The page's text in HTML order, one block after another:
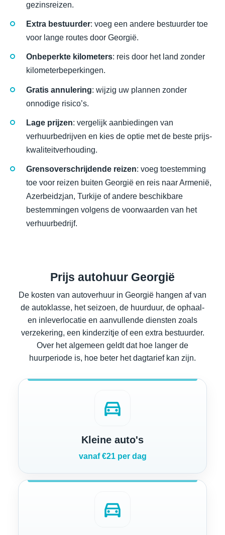
gezinsreizen.
Extra bestuurder: voeg een andere bestuurder toe
voor lange routes door Georgië.
Onbeperkte kilometers: reis door het land zonder
kilometerbeperkingen.
Gratis annulering: wijzig uw plannen zonder
onnodige risico’s.
Lage prijzen: vergelijk aanbiedingen van
verhuurbedrijven en kies de optie met de beste prijs-
kwaliteitverhouding.
Grensoverschrijdende reizen: voeg toestemming
toe voor reizen buiten Georgië en reis naar Armenië,
Azerbeidzjan, Turkije of andere beschikbare
bestemmingen volgens de voorwaarden van het
verhuurbedrijf.
Prijs autohuur Georgië
De kosten van autoverhuur in Georgië hangen af van
de autoklasse, het seizoen, de huurduur, de ophaal-
en inleverlocatie en aanvullende diensten zoals
verzekering, een kinderzitje of een extra bestuurder.
Over het algemeen geldt dat hoe langer de
huurperiode is, hoe beter het dagtarief kan zijn.
directions_car
Kleine auto's
vanaf €21 per dag
directions_car